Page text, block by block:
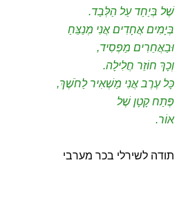
שֶׁל בְּיַחַד עַל הַלְּבַד.
בְּיָמִים אֲחָדִים אֲנִי מְנַצֵּחַ
וּבַאֲחֵרִים מַפְסִיד,
וְכָךְ חוֹזֵר חֲלִילָה.
כָּל עֶרֶב אֲנִי מַשְׁאִיר לַחֹשֶׁךְ,
פֶּתַח קָטָן שֶׁל
אוֹר.
תודה לשירלי בכר מערבי